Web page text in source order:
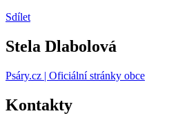
Sdílet
Stela Dlabolová
Psáry.cz | Oficiální stránky obce
Kontakty